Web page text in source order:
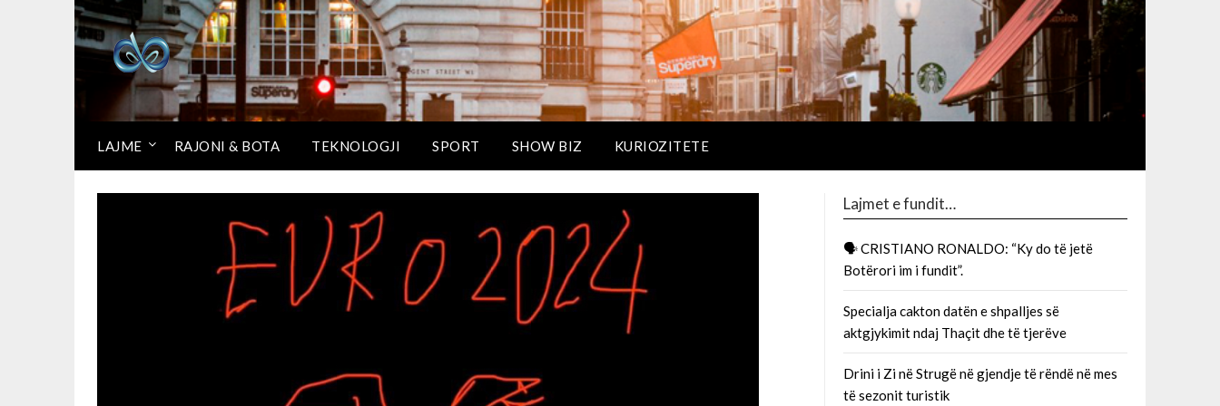
LAJME RAJONI & BOTA TEKNOLOGJI SPORT SHOW BIZ KURIOZITETE
Lajmet e fundit…
🗣 CRISTIANO RONALDO: “Ky do të jetë
Botërori im i fundit”.
Specialja cakton datën e shpalljes së
aktgjykimit ndaj Thaçit dhe të tjerëve
Drini i Zi në Strugë në gjendje të rëndë në mes
të sezonit turistik